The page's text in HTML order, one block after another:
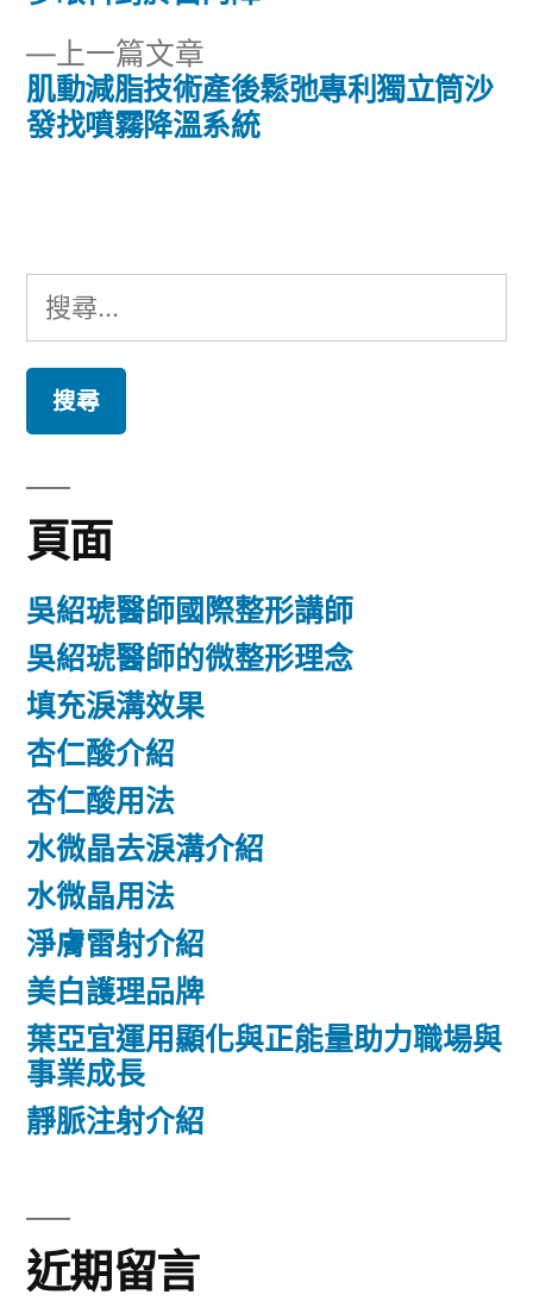
導
覽
上一篇文章
一
篇
肌動減脂技術產後鬆弛專利獨立筒沙
發找噴霧降溫系統
搜
尋
鍵
字:
頁面
吳紹琥醫師國際整形講師
吳紹琥醫師的微整形理念
填充淚溝效果
杏仁酸介紹
杏仁酸用法
水微晶去淚溝介紹
水微晶用法
淨膚雷射介紹
美白護理品牌
葉亞宜運用顯化與正能量助力職場與
事業成長
靜脈注射介紹
近期留言